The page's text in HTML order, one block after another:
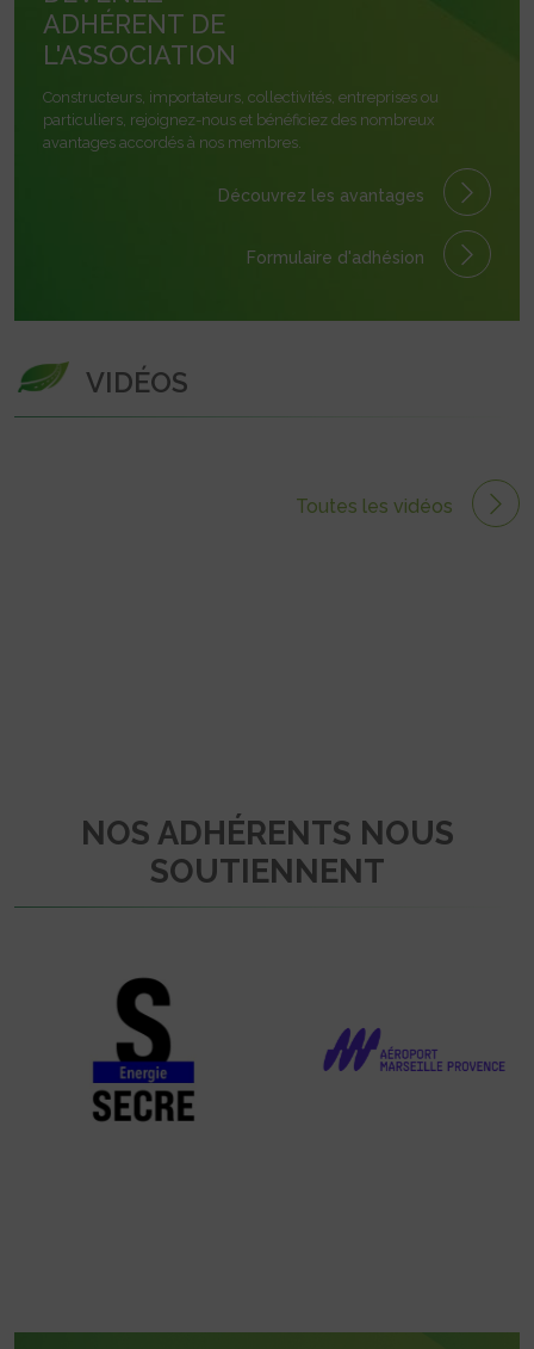
ADHÉRENT DE
L'ASSOCIATION
Constructeurs, importateurs, collectivités, entreprises ou
particuliers, rejoignez-nous et bénéficiez des nombreux
avantages accordés à nos membres.
Découvrez les avantages
Formulaire d'adhésion
VIDÉOS
Toutes les vidéos
NOS ADHÉRENTS NOUS
SOUTIENNENT